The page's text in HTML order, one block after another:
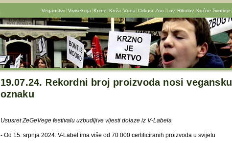
Veganstvo Vivisekcija Krzno Koža Vuna Cirkusi Zoo Lov Ribolov Kućne životinje
19.07.24. Rekordni broj proizvoda nosi vegansku
oznaku
Ususret ZeGeVege festivalu uzbudljive vijesti dolaze iz V-Labela
- Od 15. srpnja 2024. V-Label ima više od 70 000 certificiranih proizvoda u svijetu